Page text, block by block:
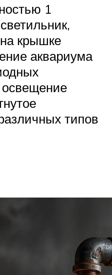
1
крышке
аквариума
типов